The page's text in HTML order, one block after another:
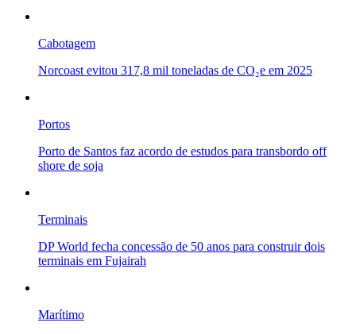
Cabotagem
Norcoast evitou 317,8 mil toneladas de CO₂e em 2025
Portos
Porto de Santos faz acordo de estudos para transbordo off
shore de soja
Terminais
DP World fecha concessão de 50 anos para construir dois
terminais em Fujairah
Marítimo